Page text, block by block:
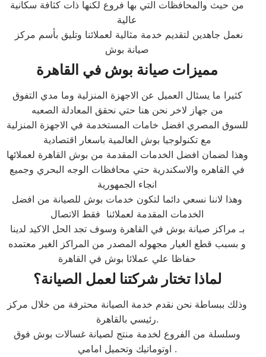
من حيث والمحافظات التي بها فروع لكنها ذات كثافة سكانية
عالية
صيانة بوش
مميزات صيانة بوش في القاهرة
كثيرا ما يسئال العميل عن الاجهزة المنزلية وما مدي التفوق
من جهاز لاخر نحن هنا حتي نحقق المعادلة الصعبه
للسوق المصري افضل خامات المستخدمة في الاجهزة المنزلية
مع تكنولوجيا بوش العالمية باسعار اقتصادية
وهذا لضمان افضل الخدمات المقدمة من بوش القاهرة لعملائها
في القاهره والاسكندرية حتي محافظات الوجه البحري وجميع
انجاء الجمهورية
وهذا لاننا نسعي دائما لتكون خدمات بوش للصيانة من افضل
الخدمات المقدمة لعملائنا فقط الاتصال
بـ مراكز صيانة بوش في القاهرة وسوف تجد الحل الاكيد لدينا
و بسبب قطع الغيار مجهوله المصدر من المراكز الغير معتمده
حفاظا علي عملائا بوش في القاهرة
لماذا تختار شركتنا لعمل الصيانة؟
وذلك ببساطة نحن نقدم خدمة الصيانة محترفة من خلال مركز
رئيسي بالقاهرة.
وسلسلة من الفروع لخدمة منتج لصيانة غسالات بوش فوق
اوتوماتيك وتحميل امامي .